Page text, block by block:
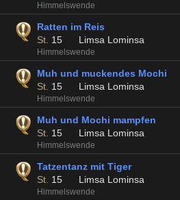
Himmelswende
Ratten im Reis
St. 15 Limsa Lominsa
Himmelswende
Muh und muckendes Mochi
St. 15 Limsa Lominsa
Himmelswende
Muh und Mochi mampfen
St. 15 Limsa Lominsa
Himmelswende
Tatzentanz mit Tiger
St. 15 Limsa Lominsa
Himmelswende